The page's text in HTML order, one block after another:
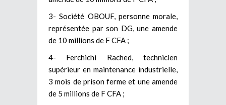
3- Société OBOUF, personne morale,
représentée par son DG, une amende
de 10 millions de F CFA ;
4- Ferchichi Rached, technicien
supérieur en maintenance industrielle,
3 mois de prison ferme et une amende
de 5 millions de F CFA ;